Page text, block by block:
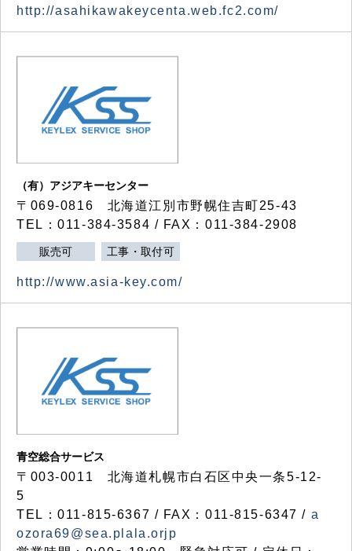
http://asahikawakeycenta.web.fc2.com/
（有）アジアキーセンター
〒069-0816 北海道江別市野幌住吉町25-43
TEL：011-384-3584 / FAX：011-384-2908
販売可 工事・取付可
http://www.asia-key.com/
青空総合サービス
〒003-0011 北海道札幌市白石区中央一条5-12-
5
TEL：011-815-6367 / FAX：011-815-6347 / a
ozora69@sea.plala.orjp